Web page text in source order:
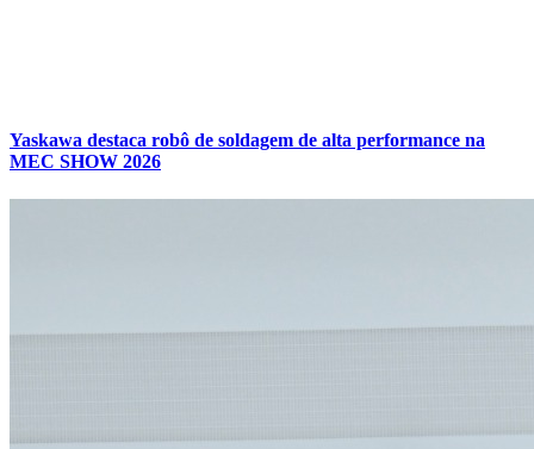
Yaskawa destaca robô de soldagem de alta performance na
MEC SHOW 2026